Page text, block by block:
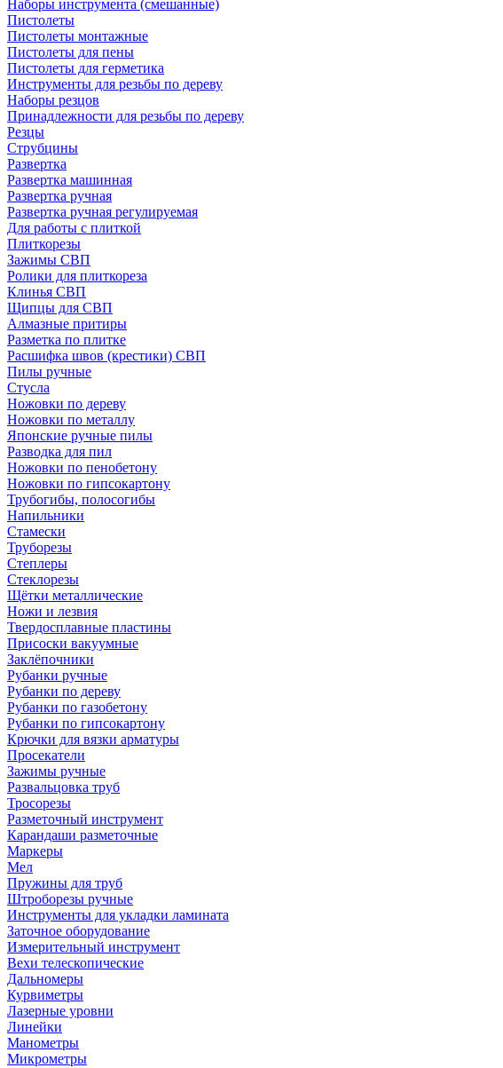
Наборы инструмента (смешанные)
Пистолеты
Пистолеты монтажные
Пистолеты для пены
Пистолеты для герметика
Инструменты для резьбы по дереву
Наборы резцов
Принадлежности для резьбы по дереву
Резцы
Струбцины
Развертка
Развертка машинная
Развертка ручная
Развертка ручная регулируемая
Для работы с плиткой
Плиткорезы
Зажимы СВП
Ролики для плиткореза
Клинья СВП
Щипцы для СВП
Алмазные притиры
Разметка по плитке
Расшифка швов (крестики) СВП
Пилы ручные
Стусла
Ножовки по дереву
Ножовки по металлу
Японские ручные пилы
Разводка для пил
Ножовки по пенобетону
Ножовки по гипсокартону
Трубогибы, полосогибы
Напильники
Стамески
Труборезы
Степлеры
Стеклорезы
Щётки металлические
Ножи и лезвия
Твердосплавные пластины
Присоски вакуумные
Заклёпочники
Рубанки ручные
Рубанки по дереву
Рубанки по газобетону
Рубанки по гипсокартону
Крючки для вязки арматуры
Просекатели
Зажимы ручные
Развальцовка труб
Тросорезы
Разметочный инструмент
Карандаши разметочные
Маркеры
Мел
Пружины для труб
Штроборезы ручные
Инструменты для укладки ламината
Заточное оборудование
Измерительный инструмент
Вехи телескопические
Дальномеры
Курвиметры
Лазерные уровни
Линейки
Манометры
Микрометры